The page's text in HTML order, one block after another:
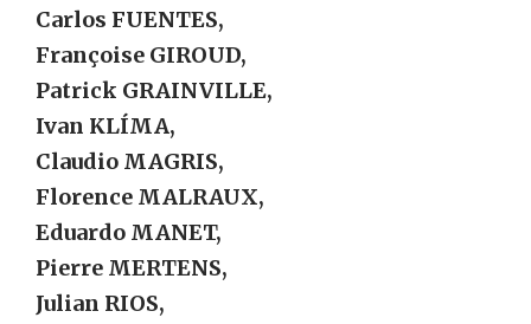
Carlos FUENTES,
Françoise GIROUD,
Patrick GRAINVILLE,
Ivan KLÍMA,
Claudio MAGRIS,
Florence MALRAUX,
Eduardo MANET,
Pierre MERTENS,
Julian RIOS,